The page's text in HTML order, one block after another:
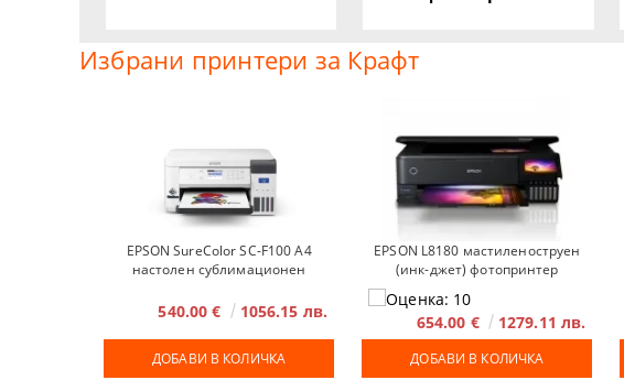
Избрани принтери за Крафт
EPSON SureColor SC-F100 A4
настолен сублимационен
540.00 € 1056.15 лв.
EPSON L8180 мастиленоструен
(инк-джет) фотопринтер
654.00 € 1279.11 лв.